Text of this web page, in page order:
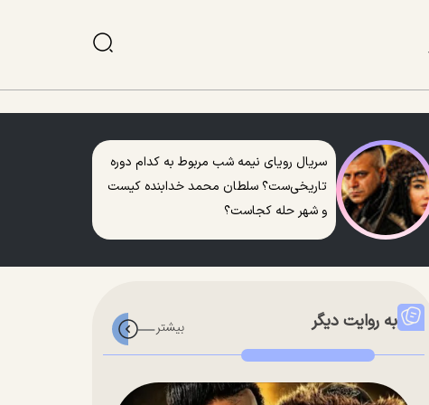
سریال رویای نیمه شب مربوط به کدام دوره
تاریخی‌ست؟ سلطان محمد خدابنده کیست
و شهر حله کجاست؟
به روایت دیگر